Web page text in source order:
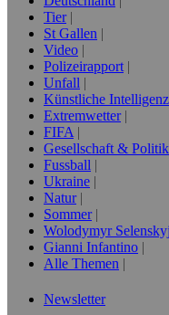
Tier
St Gallen
Video
Polizeirapport
Unfall
Künstliche Intelligenz
Extremwetter
FIFA
Gesellschaft & Politik
Fussball
Ukraine
Natur
Sommer
Wolodymyr Selenskyj
Gianni Infantino
Alle Themen
Newsletter